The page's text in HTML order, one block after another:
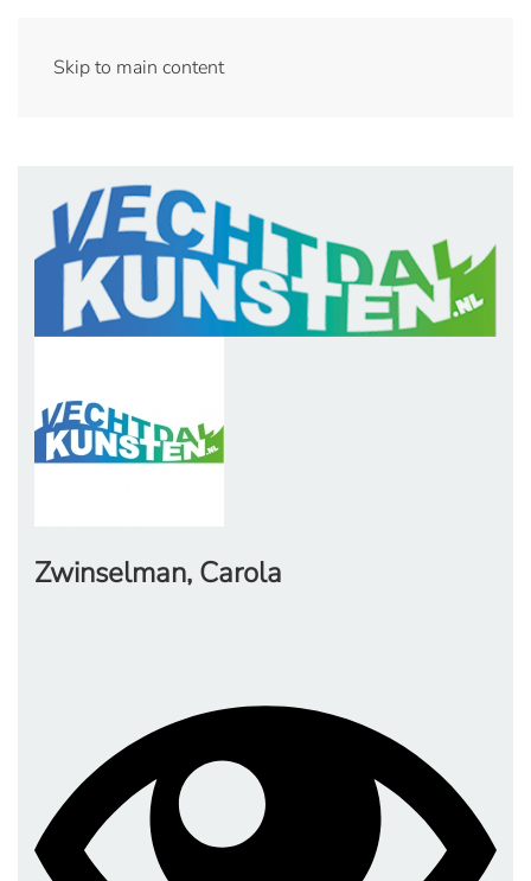
Skip to main content
Zwinselman, Carola